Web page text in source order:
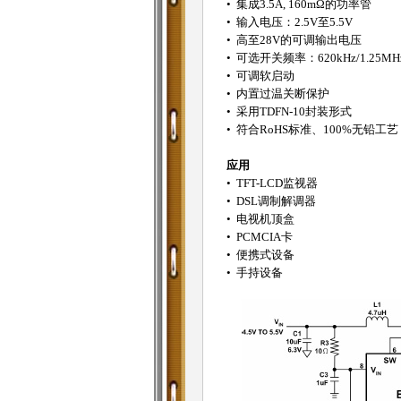
• 集成3.5A, 160mΩ的功率管
• 输入电压：2.5V至5.5V
• 高至28V的可调输出电压
• 可选开关频率：620kHz/
• 可调软启动
• 内置过温关断保护
• 采用TDFN-10封装形式
• 符合RoHS标准、100%无铅工艺
应用
• TFT-LCD监视器
• DSL调制解调器
• 电视机顶盒
• PCMCIA卡
• 便携式设备
• 手持设备